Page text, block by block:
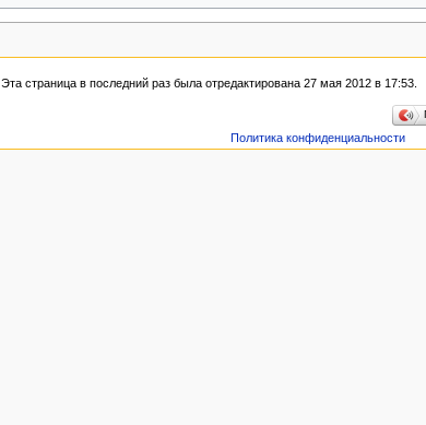
Эта страница в последний раз была отредактирована 27 мая 2012 в 17:53.
Политика конфиденциальности